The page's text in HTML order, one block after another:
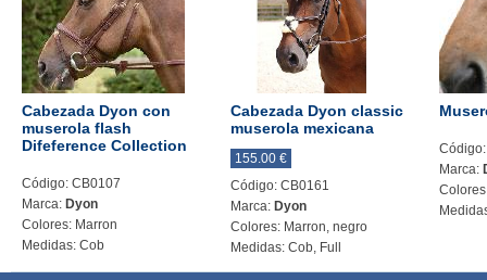
Cabezada Dyon con
muserola flash
Difeference Collection
Código: CB0107
Marca: Dyon
Colores: Marron
Medidas: Cob
Cabezada Dyon classic
muserola mexicana
155.00 €
Código: CB0161
Marca: Dyon
Colores: Marron, negro
Medidas: Cob, Full
Marca: